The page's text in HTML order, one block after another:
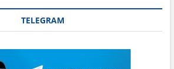
TELEGRAM